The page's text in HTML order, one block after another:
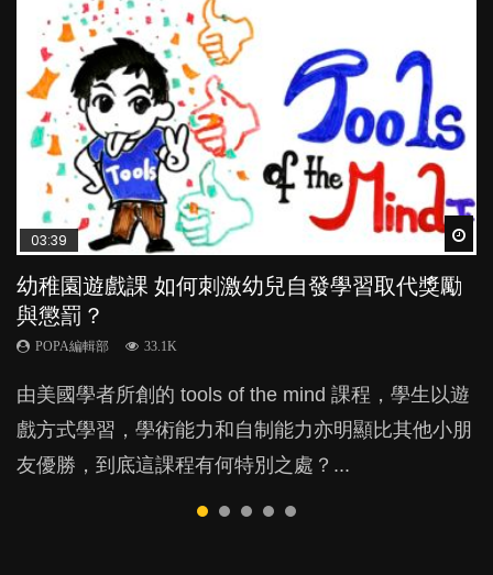
03:39
幼稚園遊戲課 如何刺激幼兒自發學習取代獎勵
與懲罰？
POPA編輯部 33.1K
由美國學者所創的 tools of the mind 課程，學生以遊
戲方式學習，學術能力和自制能力亦明顯比其他小朋
友優勝，到底這課程有何特別之處？...
04:59
幼兒playgroup真係玩耍中學習？研究指BB 15個
月大前上堂不見效果
POPA編輯部 47.1K
現今小朋友的起跑線，愈推愈前。雖然政府並無官方
的統計數字，但粗略估算，香港至少有六、七百家早
期教育中心，但孩子是否愈早上Playgroup愈好？...
03:02
老公患產後憂鬱症對BB的影響
POPA編輯部
鬱，影響日常生活，嚴重的甚至會有自殺，或傷害小
朋友的念頭。但為何爸爸患上產後抑鬱往往難以察
覺？...
04:06
全職好？在職好？｜全職媽媽與在職媽媽的壓
力與價值
POPA編輯部 25.8K
許多媽媽心底可能都有一刻掙扎過：究竟全職好，還
是在職好。雖說每個家庭都有自己的獨特狀況和考慮
因素，但原來全職和在職媽媽所養育的子女其實都各
04:18
凡事以BB為中心，就係好爸媽？｜別忽視父母
的身心虛耗
POPA編輯部 31.5K
父母日夜無間、身心俱疲地照顧BB，如何做到正向
教養？部份父母更會為了小朋友放棄自己的嗜好、減
少出席朋友聚會等等，你以為會換來美好的親子關
係，有助小朋友成長，但原來父母身心虛耗對孩子的